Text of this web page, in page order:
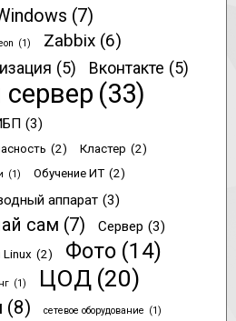
(7)
(1) Zabbix (6)
(5) Вконтакте (5)
(33)
(3)
(2) Кластер (2)
(1) Обучение ИТ (2)
аппарат (3)
сам (7) Сервер (3)
(2) Фото (14)
(1) ЦОД (20)
(8) сетевое оборудование (1)